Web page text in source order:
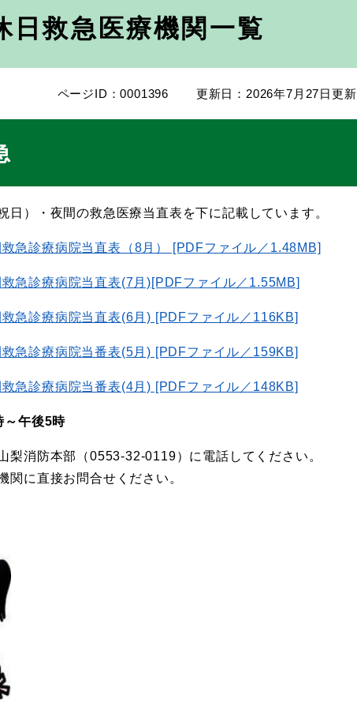
日救急医療機関一覧
ページID：0001396 更新日：2026年7月27日更新
日）・夜間の救急医療当直表を下に記載しています。
急診療病院当直表（8月） [PDFファイル／1.48MB]
急診療病院当直表(7月)[PDFファイル／1.55MB]
急診療病院当直表(6月) [PDFファイル／116KB]
急診療病院当番表(5月) [PDFファイル／159KB]
急診療病院当番表(4月) [PDFファイル／148KB]
～午後5時
梨消防本部（0553-32-0119）に電話してください。
に直接お問合せください。